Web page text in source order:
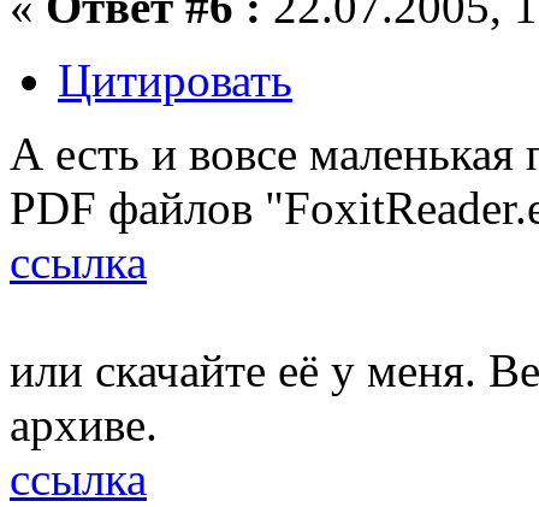
Цитировать
А есть и вовсе маленькая
PDF файлов
ссылка
или скачайте её у меня.
архиве.
ссылка